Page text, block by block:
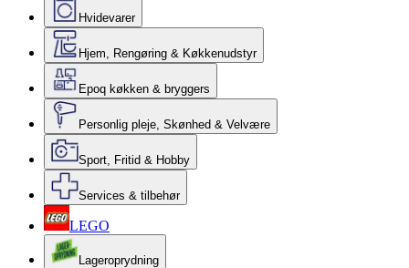
Hvidevarer
Hjem, Rengøring & Køkkenudstyr
Epoq køkken & bryggers
Personlig pleje, Skønhed & Velvære
Sport, Fritid & Hobby
Services & tilbehør
LEGO
Lageroprydning